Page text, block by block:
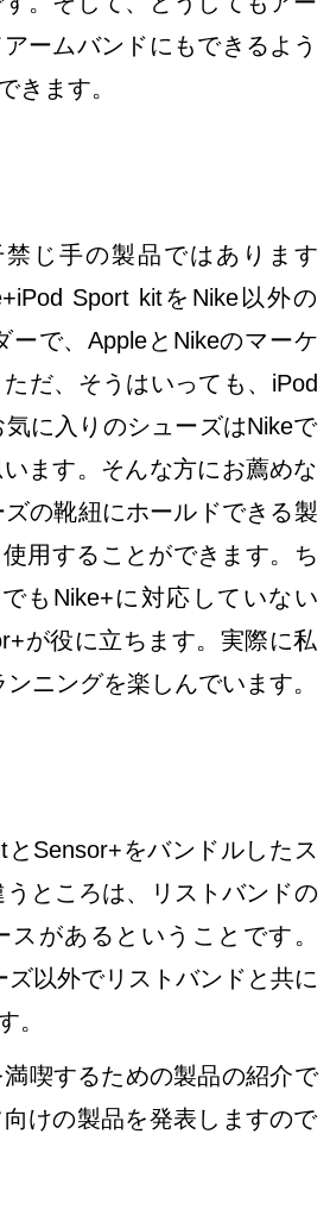
ームバンドにもできるよう
きます。
じ手の製品ではあります
Sport kitをNike以外の
で、AppleとNikeのマーケ
だ、そうはいっても、iPod
に入りのシューズはNikeで
ます。そんな方にお薦めな
の靴紐にホールドできる製
用することができます。ち
もNike+に対応していない
が役に立ちます。実際に私
ニングを楽しんでいます。
Sensor+をバンドルしたス
ところは、リストバンドの
があるということです。
以外でリストバンドと共に
。
喫するための製品の紹介で
けの製品を発表しますので